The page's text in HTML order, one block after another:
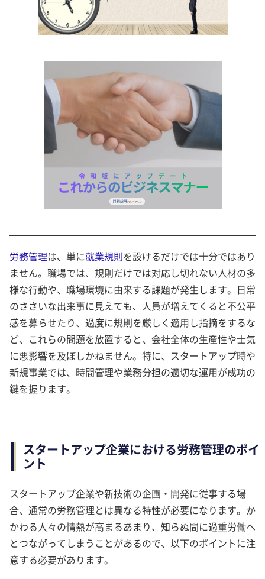
労務管理は、単に就業規則を設けるだけでは十分ではあり
ません。職場では、規則だけでは対応し切れない人材の多
様な行動や、職場環境に由来する課題が発生します。日常
のささいな出来事に見えても、人員が増えてくると不公平
感を募らせたり、過度に規則を厳しく適用し指摘をするな
ど、これらの問題を放置すると、会社全体の生産性や士気
に悪影響を及ぼしかねません。特に、スタートアップ時や
新規事業では、時間管理や業務分担の適切な運用が成功の
鍵を握ります。
スタートアップ企業における労務管理のポイ
ント
スタートアップ企業や新技術の企画・開発に従事する場
合、通常の労務管理とは異なる特性が必要になります。か
かわる人々の情熱が高まるあまり、知らぬ間に過重労働へ
とつながってしまうことがあるので、以下のポイントに注
意する必要があります。